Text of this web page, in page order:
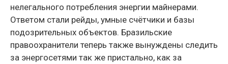
нелегального потребления энергии майнерами.
Ответом стали рейды, умные счётчики и базы
подозрительных объектов. Бразильские
правоохранители теперь также вынуждены следить
за энергосетями так же пристально, как за